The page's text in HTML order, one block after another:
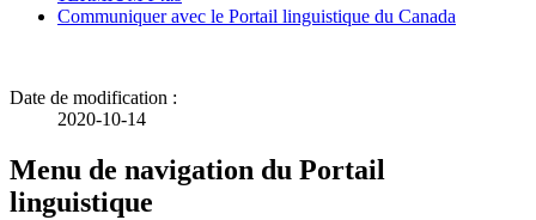
Communiquer avec le Portail linguistique du Canada
Date de modification :
2020-10-14
Menu de navigation du Portail
linguistique